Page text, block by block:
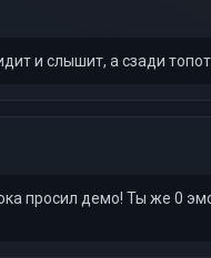
и слышит, а сзади
просил демо! Ты же 0